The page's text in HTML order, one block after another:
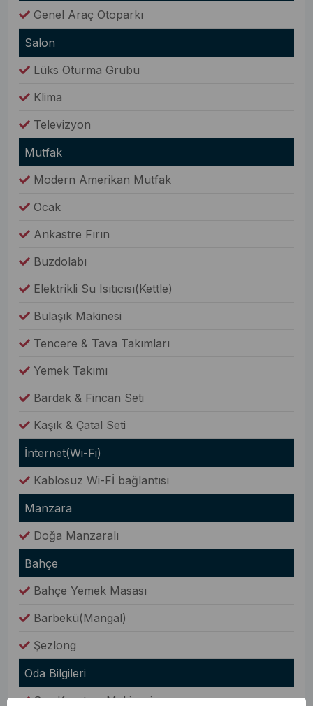
Genel Araç Otoparkı
Salon
Lüks Oturma Grubu
Klima
Televizyon
Mutfak
Modern Amerikan Mutfak
Ocak
Ankastre Fırın
Buzdolabı
Elektrikli Su Isıtıcısı(Kettle)
Bulaşık Makinesi
Tencere & Tava Takımları
Yemek Takımı
Bardak & Fincan Seti
Kaşık & Çatal Seti
İnternet(Wi-Fi)
Kablosuz Wi-Fİ bağlantısı
Manzara
Doğa Manzaralı
Bahçe
Bahçe Yemek Masası
Barbekü(Mangal)
Şezlong
Oda Bilgileri
Saç Kurutma Makinesi